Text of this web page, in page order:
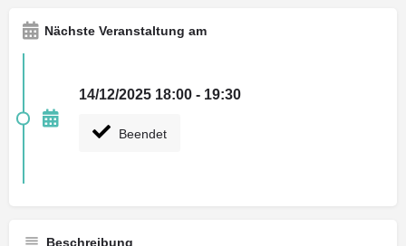
Nächste Veranstaltung am
14/12/2025 18:00 - 19:30
Beendet
Beschreibung